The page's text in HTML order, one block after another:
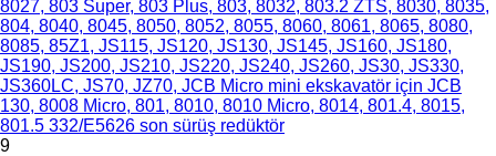
8027, 803 Super, 803 Plus, 803, 8032, 803.2 ZTS, 8030, 8035,
804, 8040, 8045, 8050, 8052, 8055, 8060, 8061, 8065, 8080,
8085, 85Z1, JS115, JS120, JS130, JS145, JS160, JS180,
JS190, JS200, JS210, JS220, JS240, JS260, JS30, JS330,
JS360LC, JS70, JZ70, JCB Micro mini ekskavatör için JCB
130, 8008 Micro, 801, 8010, 8010 Micro, 8014, 801.4, 8015,
801.5 332/E5626 son sürüş redüktör
9